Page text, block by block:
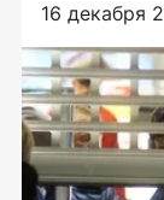
16 декабря